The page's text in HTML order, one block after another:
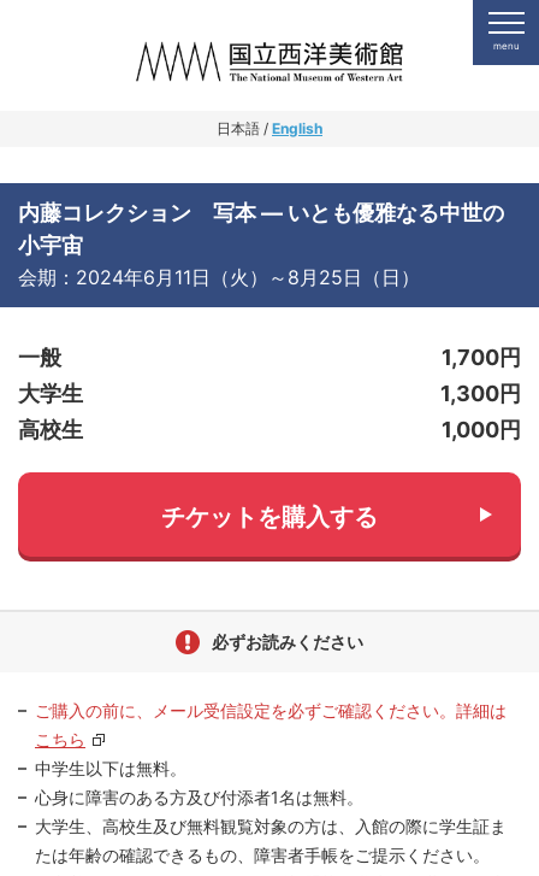
日本語 / English
内藤コレクション 写本 ― いとも優雅なる中世の
小宇宙
会期：2024年6月11日（火）～8月25日（日）
一般
1,700円
大学生
1,300円
高校生
1,000円
チケットを購入する
必ずお読みください
ご購入の前に、メール受信設定を必ずご確認ください。詳細は
こちら
中学生以下は無料。
心身に障害のある方及び付添者1名は無料。
大学生、高校生及び無料観覧対象の方は、入館の際に学生証ま
たは年齢の確認できるもの、障害者手帳をご提示ください。